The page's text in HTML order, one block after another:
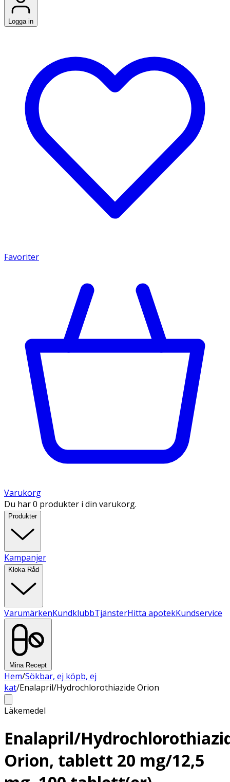
Logga in
Favoriter
Varukorg
Du har 0 produkter i din varukorg.
Produkter
Kampanjer
Kloka Råd
VarumärkenKundklubbTjänsterHitta apotekKundservice
Mina Recept
Hem/Sökbar, ej köpb, ej
kat/Enalapril/Hydrochlorothiazide Orion
Läkemedel
Enalapril/
Orion, tablett 20 mg/12,5